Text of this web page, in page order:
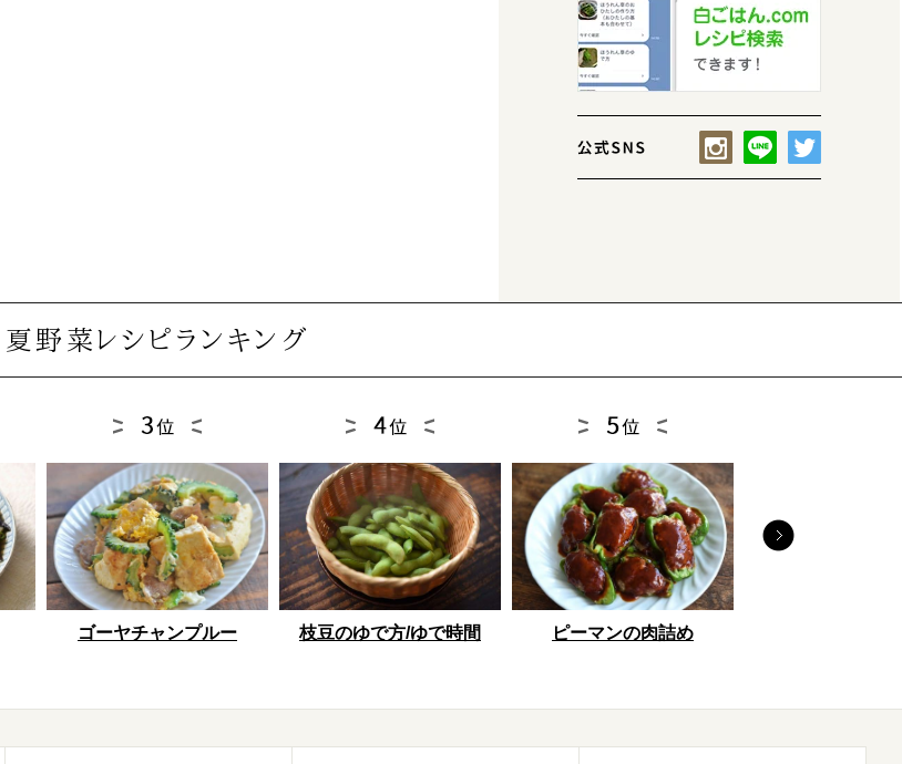
夏野菜レシピランキング
ゴーヤチャンプルー 枝豆のゆで方/ゆで時間 ピーマンの肉詰め